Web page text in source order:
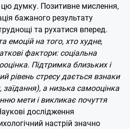
думку. Позитивне мислення,
бажаного результату
та рухатися вперед.
емоцій на того, хто худне,
фактори: соціальна
Підтримка близьких і
рівень стресу дається взнаки
заїдання), а низька самооцінка
мети і викликає почуття
дослідження
настрій значно